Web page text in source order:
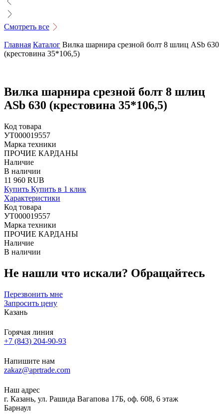
Смотреть все
Главная Каталог Вилка шарнира срезной болт 8 шлиц АSb 630
(крестовина 35*106,5)
Вилка шарнира срезной болт 8 шлиц
АSb 630 (крестовина 35*106,5)
Код товара
УТ000019557
Марка техники
ПРОЧИЕ КАРДАНЫ
Наличие
В наличии
11 960 RUB
Купить Купить в 1 клик
Характеристики
Код товара
УТ000019557
Марка техники
ПРОЧИЕ КАРДАНЫ
Наличие
В наличии
Не нашли что искали? Обращайтесь
Перезвонить мне
Запросить цену
Казань
Горячая линия
+7 (843) 204-90-93
Напишите нам
zakaz@aprtrade.com
Наш адрес
г. Казань, ул. Рашида Вагапова 17Б, оф. 608, 6 этаж
Барнаул